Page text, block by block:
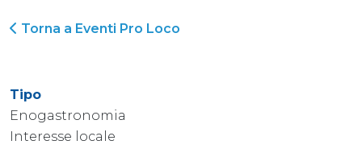
Torna a Eventi Pro Loco
Tipo
Enogastronomia
Interesse locale